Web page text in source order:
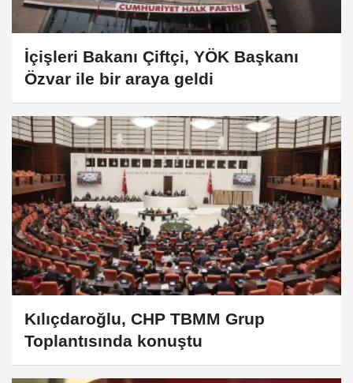
İçişleri Bakanı Çiftçi, YÖK Başkanı
Özvar ile bir araya geldi
Kılıçdaroğlu, CHP TBMM Grup
Toplantısında konuştu